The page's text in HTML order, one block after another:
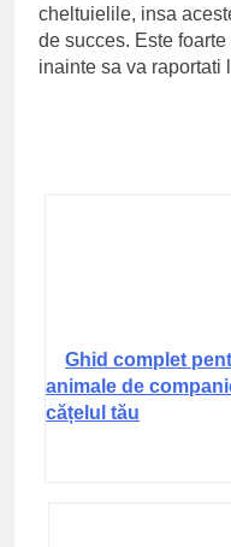
cheltuielile, insa
de succes. Este
inainte sa va raportati
Ghid complet
animale de
cățelul tău